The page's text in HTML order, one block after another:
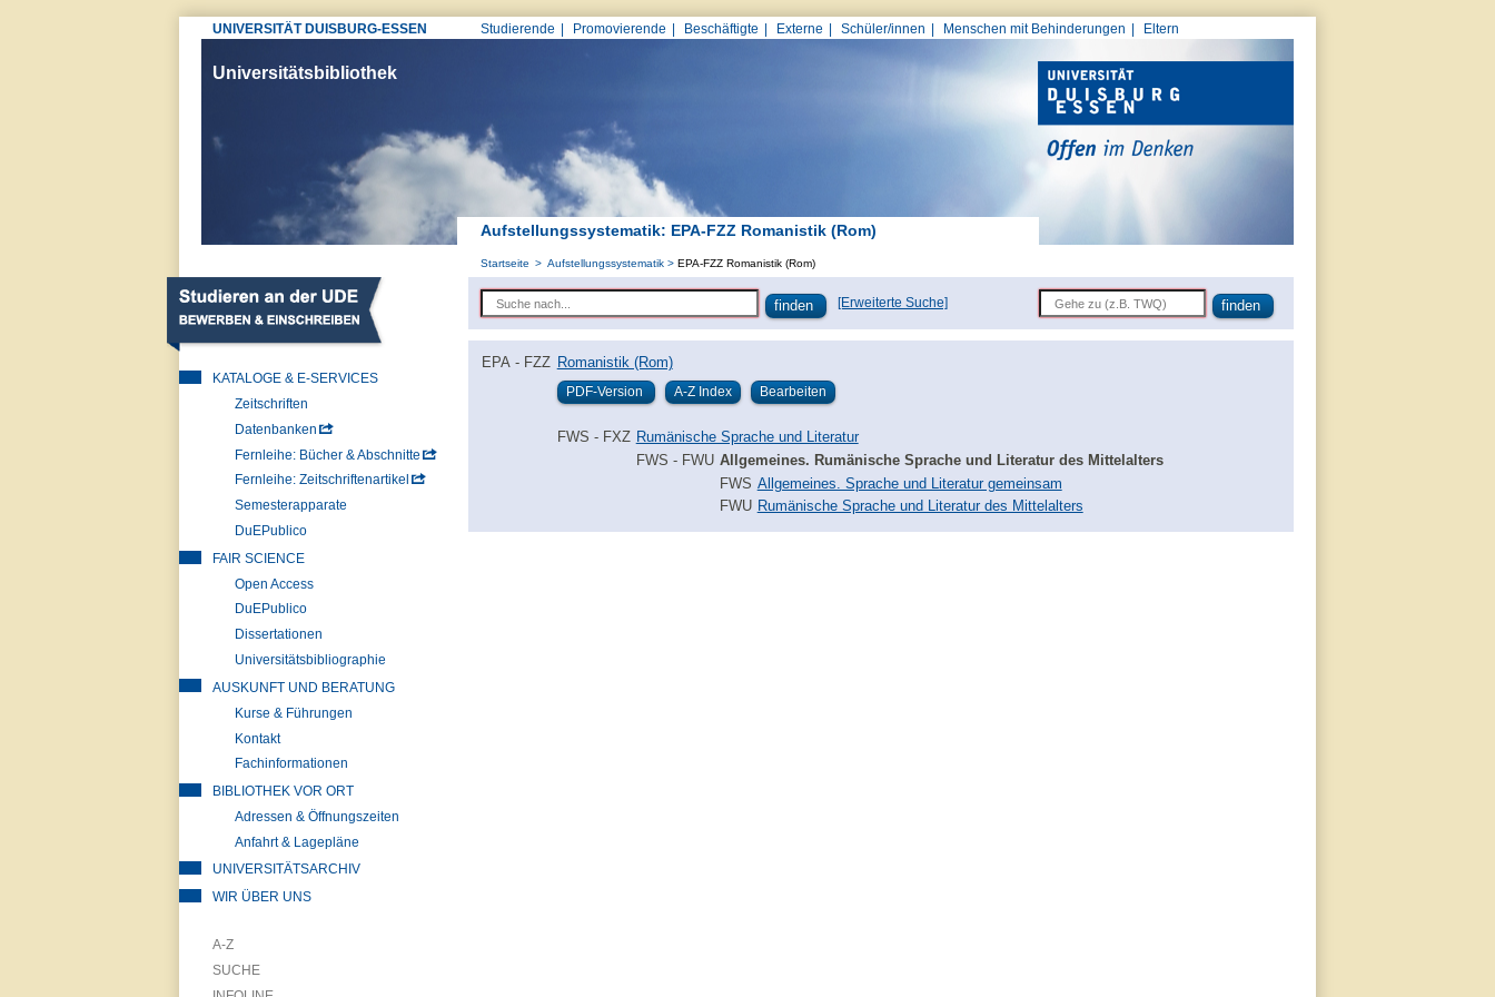
UNIVERSITÄT DUISBURG-ESSEN Studierende Promovierende Beschäftigte Externe Schüler/innen Menschen mit Behinderungen Eltern
Universitätsbibliothek
Aufstellungssystematik: EPA-FZZ Romanistik (Rom)
Startseite Aufstellungssystematik EPA-FZZ Romanistik (Rom)
KATALOGE & E-SERVICES
Zeitschriften
Datenbanken
Fernleihe: Bücher & Abschnitte
Fernleihe: Zeitschriftenartikel
Semesterapparate
DuEPublico
FAIR SCIENCE
Open Access
DuEPublico
Dissertationen
Universitätsbibliographie
AUSKUNFT UND BERATUNG
Kurse & Führungen
Kontakt
Fachinformationen
BIBLIOTHEK VOR ORT
Adressen & Öffnungszeiten
Anfahrt & Lagepläne
UNIVERSITÄTSARCHIV
WIR ÜBER UNS
A-Z
SUCHE
[Erweiterte Suche]
EPA - FZZ Romanistik (Rom)
FWS - FXZ Rumänische Sprache und Literatur
FWS - FWU Allgemeines. Rumänische Sprache und Literatur des Mittelalters
FWS Allgemeines. Sprache und Literatur gemeinsam
FWU Rumänische Sprache und Literatur des Mittelalters